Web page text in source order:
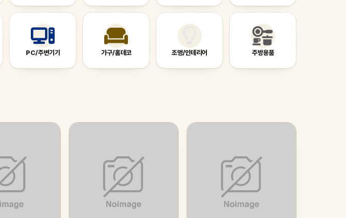
PC/주변기기 가구/홈데코 조명/인테리어 주방용품